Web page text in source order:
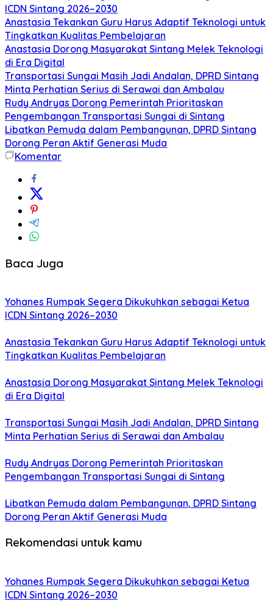
ICDN Sintang 2026–2030
Anastasia Tekankan Guru Harus Adaptif Teknologi untuk
Tingkatkan Kualitas Pembelajaran
Anastasia Dorong Masyarakat Sintang Melek Teknologi
di Era Digital
Transportasi Sungai Masih Jadi Andalan, DPRD Sintang
Minta Perhatian Serius di Serawai dan Ambalau
Rudy Andryas Dorong Pemerintah Prioritaskan
Pengembangan Transportasi Sungai di Sintang
Libatkan Pemuda dalam Pembangunan, DPRD Sintang
Dorong Peran Aktif Generasi Muda
Komentar
Baca Juga
Yohanes Rumpak Segera Dikukuhkan sebagai Ketua
ICDN Sintang 2026–2030
Anastasia Tekankan Guru Harus Adaptif Teknologi untuk
Tingkatkan Kualitas Pembelajaran
Anastasia Dorong Masyarakat Sintang Melek Teknologi
di Era Digital
Transportasi Sungai Masih Jadi Andalan, DPRD Sintang
Minta Perhatian Serius di Serawai dan Ambalau
Rudy Andryas Dorong Pemerintah Prioritaskan
Pengembangan Transportasi Sungai di Sintang
Libatkan Pemuda dalam Pembangunan, DPRD Sintang
Dorong Peran Aktif Generasi Muda
Rekomendasi untuk kamu
Yohanes Rumpak Segera Dikukuhkan sebagai Ketua
ICDN Sintang 2026–2030